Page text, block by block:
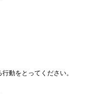
動をとってください。